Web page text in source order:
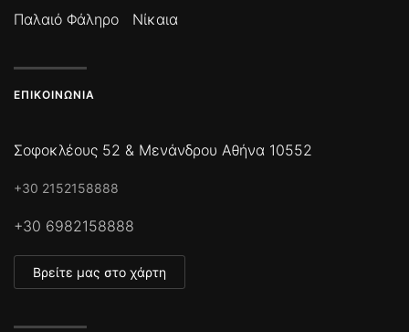
Παλαιό Φάληρο
Νίκαια
ΕΠΙΚΟΙΝΩΝΊΑ
Σοφοκλέους 52 & Μενάνδρου Αθήνα 10552
+30 2152158888
+30 6982158888
Βρείτε μας στο χάρτη